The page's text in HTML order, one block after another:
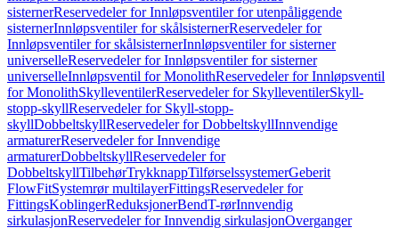
sisternerReservedeler for Innløpsventiler for utenpåliggende
sisternerInnløpsventiler for skålsisternerReservedeler for
Innløpsventiler for skålsisternerInnløpsventiler for sisterner
universelleReservedeler for Innløpsventiler for sisterner
universelleInnløpsventil for MonolithReservedeler for Innløpsventil
for MonolithSkylleventilerReservedeler for SkylleventilerSkyll-
stopp-skyllReservedeler for Skyll-stopp-
skyllDobbeltskyllReservedeler for DobbeltskyllInnvendige
armaturerReservedeler for Innvendige
armaturerDobbeltskyllReservedeler for
DobbeltskyllTilbehørTrykknappTilførselssystemerGeberit
FlowFitSystemrør multilayerFittingsReservedeler for
FittingsKoblingerReduksjonerBendT-rørInnvendig
sirkulasjonReservedeler for Innvendig sirkulasjonOverganger